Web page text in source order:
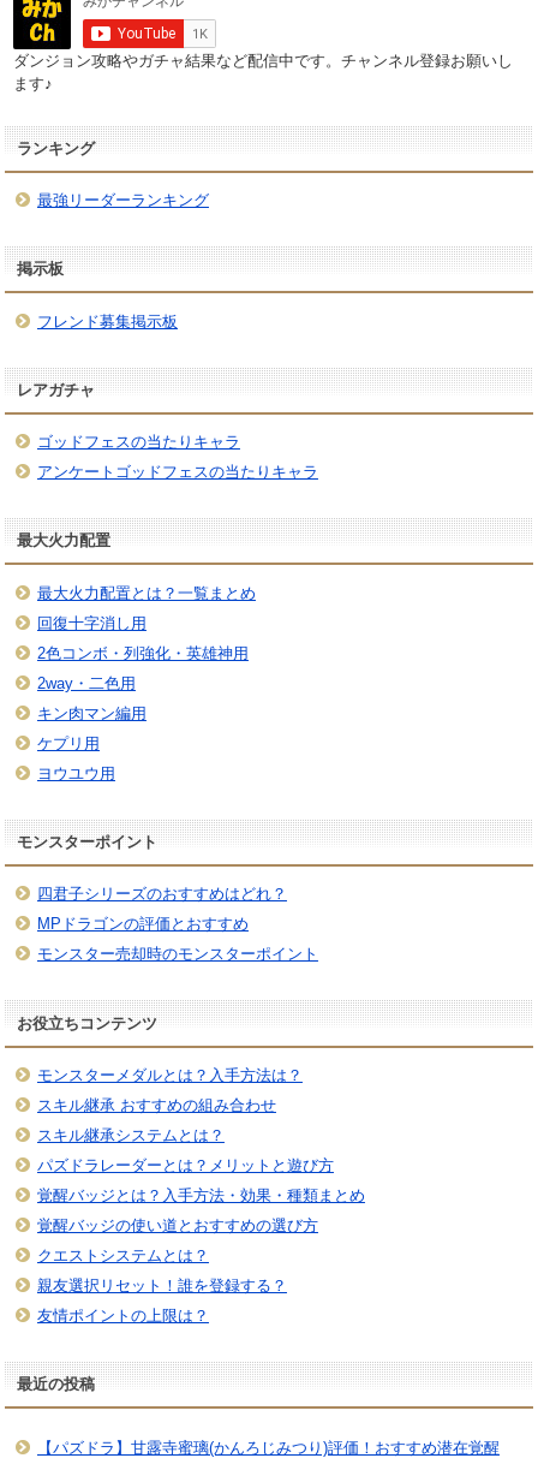
ダンジョン攻略やガチャ結果など配信中です。チャンネル登録お願いし
ます♪
ランキング
最強リーダーランキング
掲示板
フレンド募集掲示板
レアガチャ
ゴッドフェスの当たりキャラ
アンケートゴッドフェスの当たりキャラ
最大火力配置
最大火力配置とは？一覧まとめ
回復十字消し用
2色コンボ・列強化・英雄神用
2way・二色用
キン肉マン編用
ケプリ用
ヨウユウ用
モンスターポイント
四君子シリーズのおすすめはどれ？
MPドラゴンの評価とおすすめ
モンスター売却時のモンスターポイント
お役立ちコンテンツ
モンスターメダルとは？入手方法は？
スキル継承 おすすめの組み合わせ
スキル継承システムとは？
パズドラレーダーとは？メリットと遊び方
覚醒バッジとは？入手方法・効果・種類まとめ
覚醒バッジの使い道とおすすめの選び方
クエストシステムとは？
親友選択リセット！誰を登録する？
友情ポイントの上限は？
最近の投稿
【パズドラ】甘露寺蜜璃(かんろじみつり)評価！おすすめ潜在覚醒